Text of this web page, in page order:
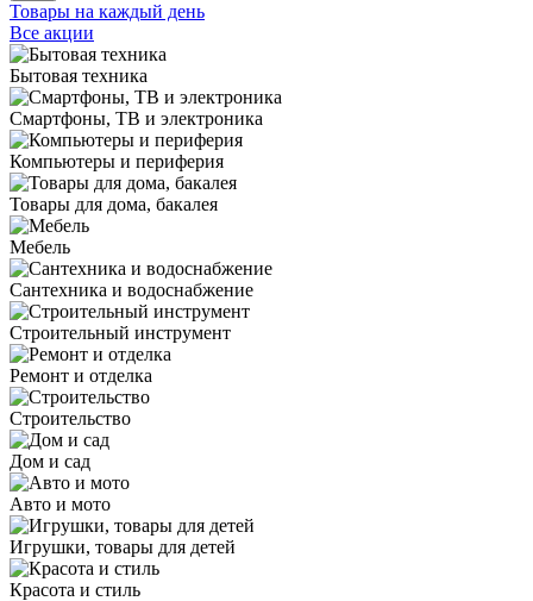
Товары на каждый день
Все акции
Бытовая техника
Смартфоны, ТВ и электроника
Компьютеры и периферия
Товары для дома, бакалея
Мебель
Сантехника и водоснабжение
Строительный инструмент
Ремонт и отделка
Строительство
Дом и сад
Авто и мото
Игрушки, товары для детей
Красота и стиль